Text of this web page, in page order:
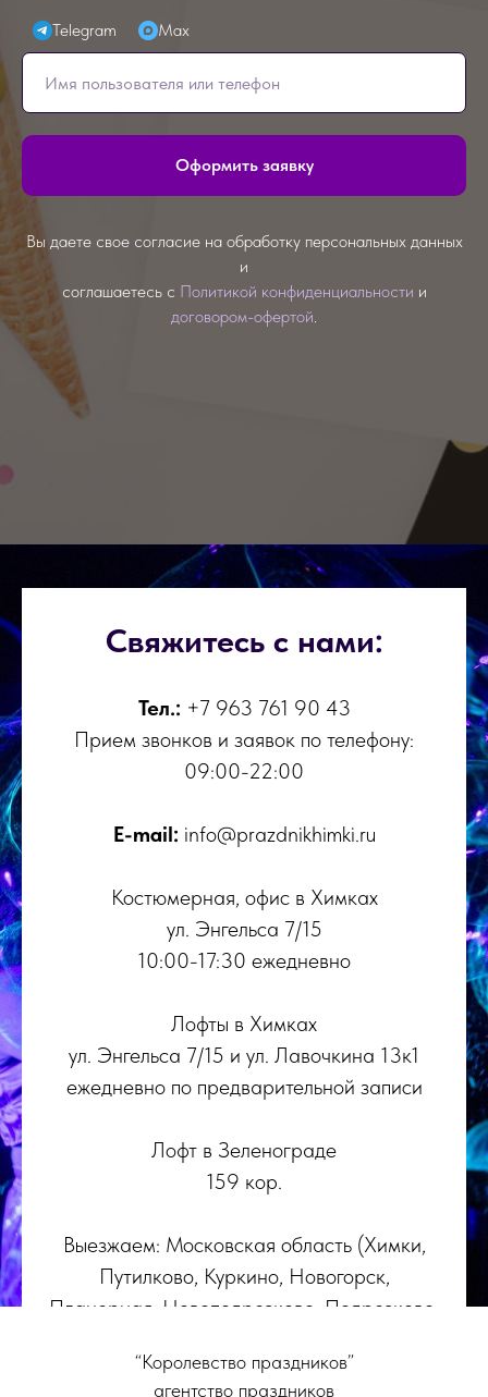
Telegram Max
Оформить заявку
Вы даете свое согласие на обработку персональных данных
и
соглашаетесь с Политикой конфиденциальности и
договором-офертой
Свяжитесь с нами:
Тел.: +7 963 761 90 43
Прием звонков и заявок по телефону:
09:00-22:00
E-mail: info@prazdnikhimki.ru
Костюмерная, офис в Химках
ул. Энгельса 7/15
10:00-17:30 ежедневно
Лофты в Химках
ул. Энгельса 7/15 и ул. Лавочкина 13к1
ежедневно по предварительной записи
Лофт в Зеленограде
159 кор.
Выезжаем: Московская область (Химки,
Путилково, Куркино, Новогорск,
Планерная, Новоподрезково, Подрезково,
Красногорск) и Москва, Зеленоград,
“Королевство праздников”
агентство праздников